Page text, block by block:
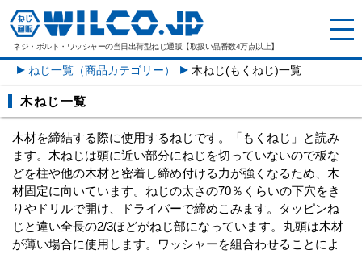
ネジ・ボルト・ワッシャーの当日出荷型ねじ通販【取扱い品番数4万点以上】
ねじ一覧（商品カテゴリー） 木ねじ(もくねじ)一覧
木ねじ一覧
木材を締結する際に使用するねじです。「もくねじ」と読み
ます。木ねじは頭に近い部分にねじを切っていないので板な
どを柱や他の木材と密着し締め付ける力が強くなるため、木
材固定に向いています。ねじの太さの70％くらいの下穴をき
りやドリルで開け、ドライバーで締めこみます。タッピンね
じと違い全長の2/3ほどがねじ部になっています。丸頭は木材
が薄い場合に使用します。ワッシャーを組合わせることによ